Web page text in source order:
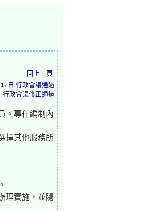
回上一頁
日 行政會議通過
行政會議修正通過
。專任編制內
擇其他服務所
理實施，並隨